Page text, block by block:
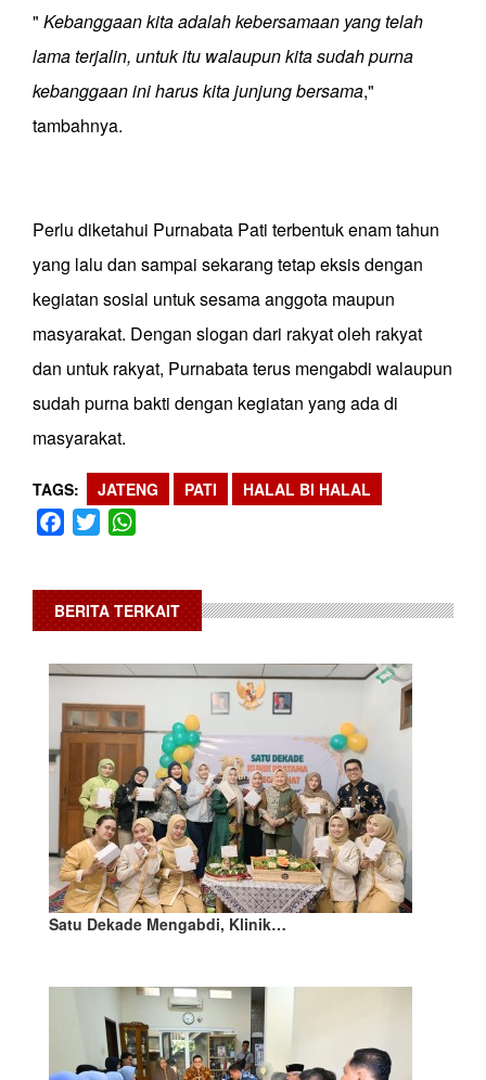
" Kebanggaan kita adalah kebersamaan yang telah
lama terjalin, untuk itu walaupun kita sudah purna
kebanggaan ini harus kita junjung bersama,"
tambahnya.
Perlu diketahui Purnabata Pati terbentuk enam tahun
yang lalu dan sampai sekarang tetap eksis dengan
kegiatan sosial untuk sesama anggota maupun
masyarakat. Dengan slogan dari rakyat oleh rakyat
dan untuk rakyat, Purnabata terus mengabdi walaupun
sudah purna bakti dengan kegiatan yang ada di
masyarakat.
TAGS JATENG PATI HALAL BI HALAL
Facebook
Twitter
BERITA TERKAIT
Satu Dekade Mengabdi, Klinik…